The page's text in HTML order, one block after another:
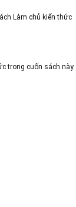
Làm chủ kiến thức
trong cuốn sách này